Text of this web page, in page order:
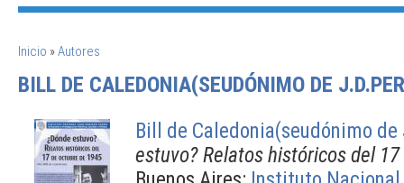
SE ENCUENTRA USTED AQUÍ
Inicio »Autores
BILL DE CALEDONIA(SEUDÓNIMO DE
Bill de Caledonia(seudónimo de
estuvo? Relatos históricos del